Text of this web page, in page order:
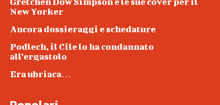
New Yorker
Ancora dossieraggi e schedature
Podlech, il Cile lo ha condannato
all’ergastolo
Era ubriaca…